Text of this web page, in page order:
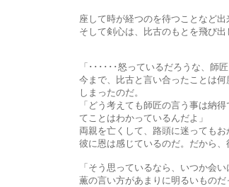
座して時が経つのを待つことなど出来ないと
そして剣心は、比古のもとを飛び出し
「･･････怒っているだろうな、師匠
今まで、比古と言い合ったことは何度もあっ
しまったのだ。
「どう考えても師匠の言う事は納得できない
てことはわかっているんだよ」
両親を亡くして、路頭に迷ってもおかしくな
彼に恩は感じているのだ。だから、後ろ
「そう思っているなら、いつか会いに行
薫の言い方があまりに明るいものだったの